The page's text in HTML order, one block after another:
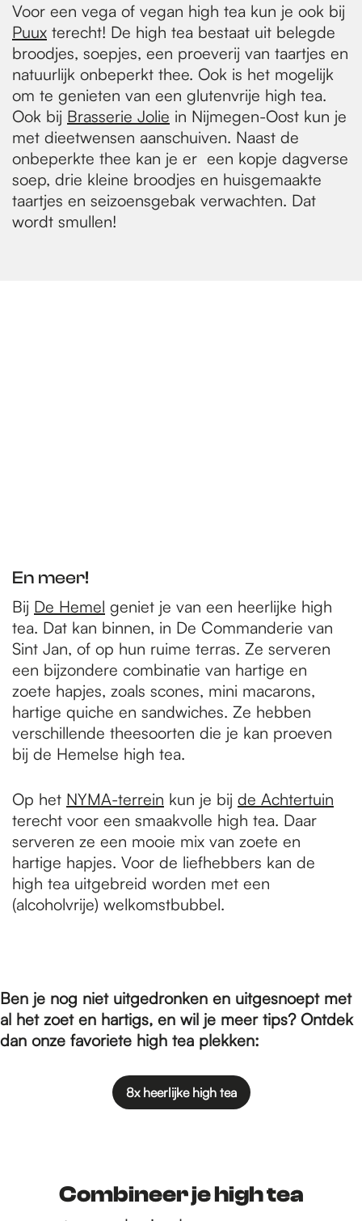
Voor een vega of vegan high tea kun je ook bij
Puux terecht! De high tea bestaat uit belegde
broodjes, soepjes, een proeverij van taartjes en
natuurlijk onbeperkt thee. Ook is het mogelijk
om te genieten van een glutenvrije high tea.
Ook bij Brasserie Jolie in Nijmegen-Oost kun je
met dieetwensen aanschuiven. Naast de
onbeperkte thee kan je er een kopje dagverse
soep, drie kleine broodjes en huisgemaakte
taartjes en seizoensgebak verwachten. Dat
wordt smullen!
En meer!
Bij De Hemel geniet je van een heerlijke high
tea. Dat kan binnen, in De Commanderie van
Sint Jan, of op hun ruime terras. Ze serveren
een bijzondere combinatie van hartige en
zoete hapjes, zoals scones, mini macarons,
hartige quiche en sandwiches. Ze hebben
verschillende theesoorten die je kan proeven
bij de Hemelse high tea.
Op het NYMA-terrein kun je bij de Achtertuin
terecht voor een smaakvolle high tea. Daar
serveren ze een mooie mix van zoete en
hartige hapjes. Voor de liefhebbers kan de
high tea uitgebreid worden met een
(alcoholvrije) welkomstbubbel.
Ben je nog niet uitgedronken en uitgesnoept met
al het zoet en hartigs, en wil je meer tips? Ontdek
dan onze favoriete high tea plekken:
8x heerlijke high tea
Combineer je high tea